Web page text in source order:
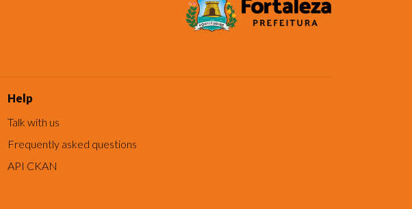
Help
Talk with us
Frequently asked questions
API CKAN